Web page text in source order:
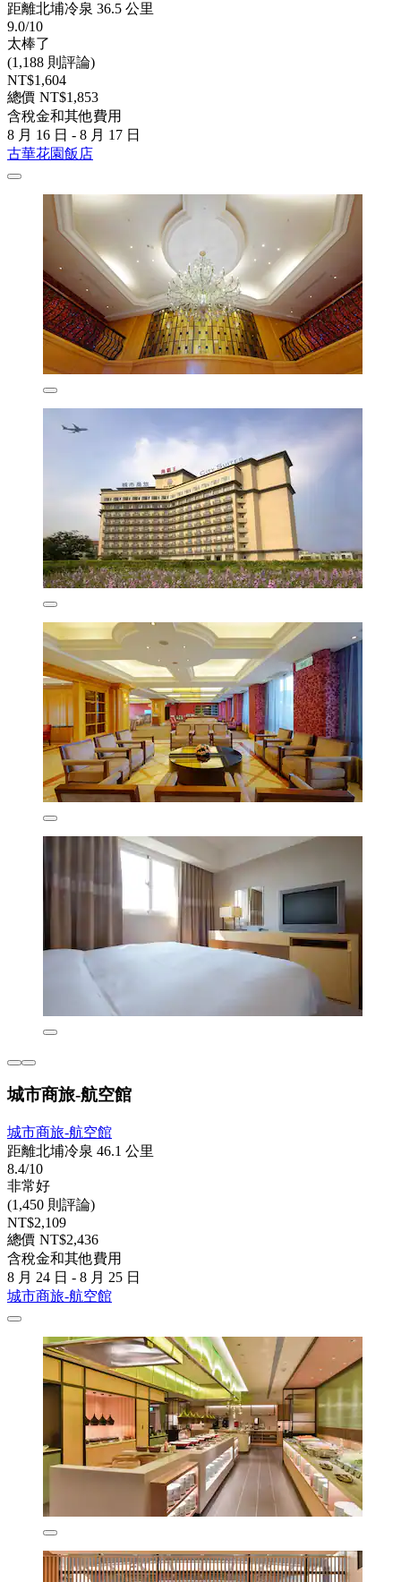
距離北埔冷泉 36.5 公里
9.0/10
太棒了
(1,188 則評論)
NT$1,604
總價 NT$1,853
含稅金和其他費用
8 月 16 日 - 8 月 17 日
古華花園飯店
城市商旅-航空館
城市商旅-航空館
距離北埔冷泉 46.1 公里
8.4/10
非常好
(1,450 則評論)
NT$2,109
總價 NT$2,436
含稅金和其他費用
8 月 24 日 - 8 月 25 日
城市商旅-航空館